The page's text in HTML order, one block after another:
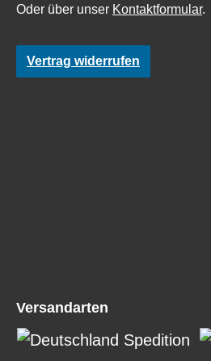
Oder über unser Kontaktformular.
Vertrag widerrufen
Versandarten